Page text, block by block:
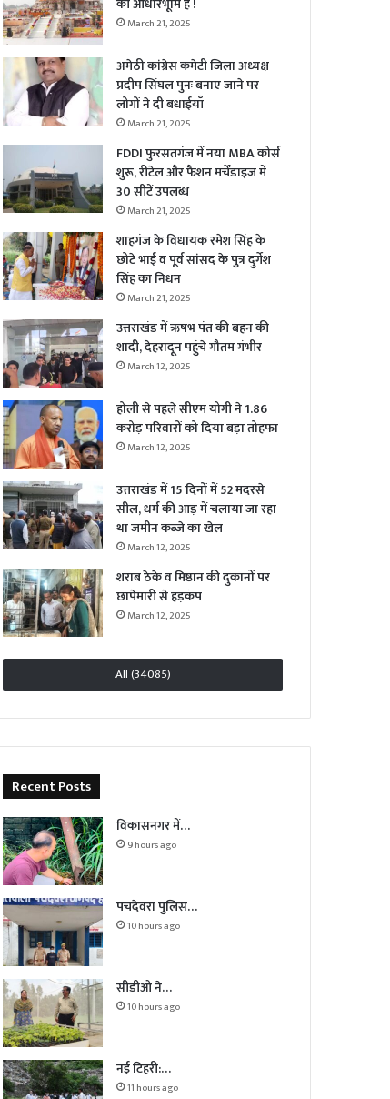
March 21, 2025
अमेठी कांग्रेस कमेटी जिला अध्यक्ष
प्रदीप सिंघल पुनः बनाए जाने पर
लोगों ने दी बधाईयाँ
March 21, 2025
FDDI फुरसतगंज में नया MBA कोर्स
शुरू, रीटेल और फैशन मर्चेंडाइज में
30 सीटें उपलब्ध
March 21, 2025
शाहगंज के विधायक रमेश सिंह के
छोटे भाई व पूर्व सांसद के पुत्र दुर्गेश
सिंह का निधन
March 21, 2025
उत्तराखंड में ऋषभ पंत की बहन की
शादी, देहरादून पहुंचे गौतम गंभीर
March 12, 2025
होली से पहले सीएम योगी ने 1.86
करोड़ परिवारों को दिया बड़ा तोहफा
March 12, 2025
उत्तराखंड में 15 दिनों में 52 मदरसे
सील, धर्म की आड़ में चलाया जा रहा
था जमीन कब्जे का खेल
March 12, 2025
शराब ठेके व मिष्ठान की दुकानों पर
छापेमारी से हड़कंप
March 12, 2025
All (34085)
Recent Posts
विकासनगर में…
9 hours ago
पचदेवरा पुलिस…
10 hours ago
सीडीओ ने…
10 hours ago
नई टिहरी:…
11 hours ago